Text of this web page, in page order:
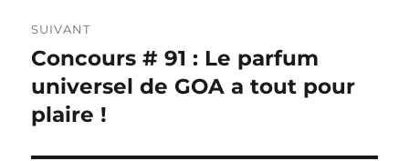
SUIVANT
Publication
suivante :
Concours # 91 : Le parfum
universel de GOA a tout pour
plaire !